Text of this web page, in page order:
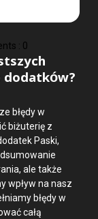
: 0
dodatków?
błędy w
biżuterię z
Paski,
ale także
wpływ na nasz
błędy w
całą